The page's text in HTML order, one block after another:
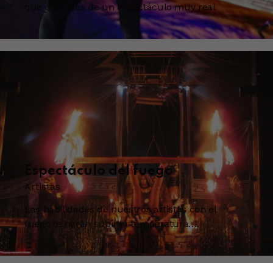
que disfrutes de un espectáculo muy real
Espectáculo del fuego
Artistas
Las habilidades de nuestros artistas con el
fuego te harán subir la temperatura….